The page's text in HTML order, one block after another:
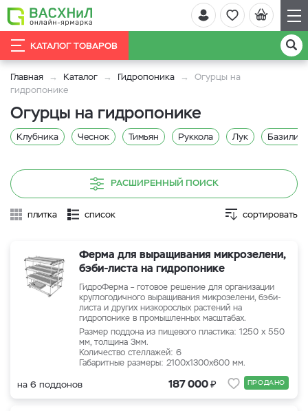
КАТАЛОГ ТОВАРОВ
Главная Каталог Гидропоника
Огурцы на
гидропонике
Огурцы на гидропонике
Клубника Чеснок Тимьян Руккола Лук Базилик
РАСШИРЕННЫЙ ПОИСК
плитка список сортировать
Ферма для выращивания микрозелени,
бэби-листа на гидропонике
ГидроФерма – готовое решение для организации
круглогодичного выращивания микрозелени, бэби-
листа и других низкорослых растений на
гидропонике в промышленных масштабах.
Размер поддона из пищевого пластика: 1250 х 550
мм, толщина 3мм.
Количество стеллажей: 6
Габаритные размеры: 2100x1300x600 мм.
на 6 поддонов 187 000₽ ПРОДАНО